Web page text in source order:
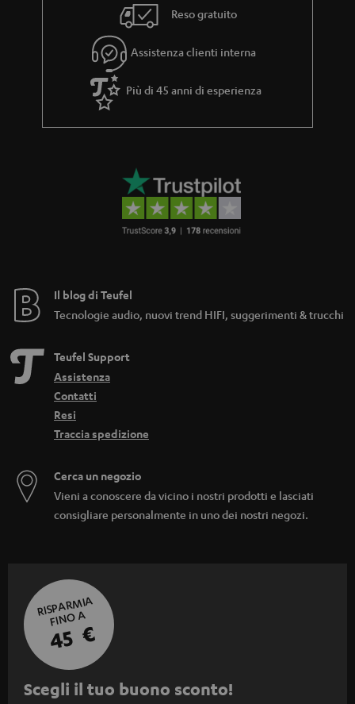
a
Reso gratuito
Assistenza clienti interna
Più di 45 anni di esperienza
Il blog di Teufel
Tecnologie audio, nuovi trend HIFI, suggerimenti & trucchi
Teufel Support
Assistenza
Contatti
Resi
Traccia spedizione
Cerca un negozio
Vieni a conoscere da vicino i nostri prodotti e lasciati
consigliare personalmente in uno dei nostri negozi.
RISPARMIA
FINO A
45 €
I
Scegli il tuo buono sconto!